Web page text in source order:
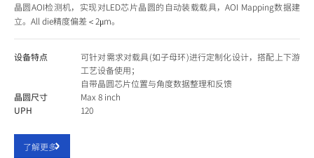
晶圆AOI检测机，实现对LED芯片晶圆的自动装载载具，AOI Mapping数据建
立。All die精度偏差＜2μm。
设备特点
可针对需求对载具(如子母环)进行定制化设计，搭配上下游
工艺设备使用；
自带晶圆芯片位置与角度数据整理和反馈
晶圆尺寸
Max 8 inch
UPH
120
了解更多